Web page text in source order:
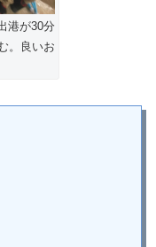
港が30分
。良いお